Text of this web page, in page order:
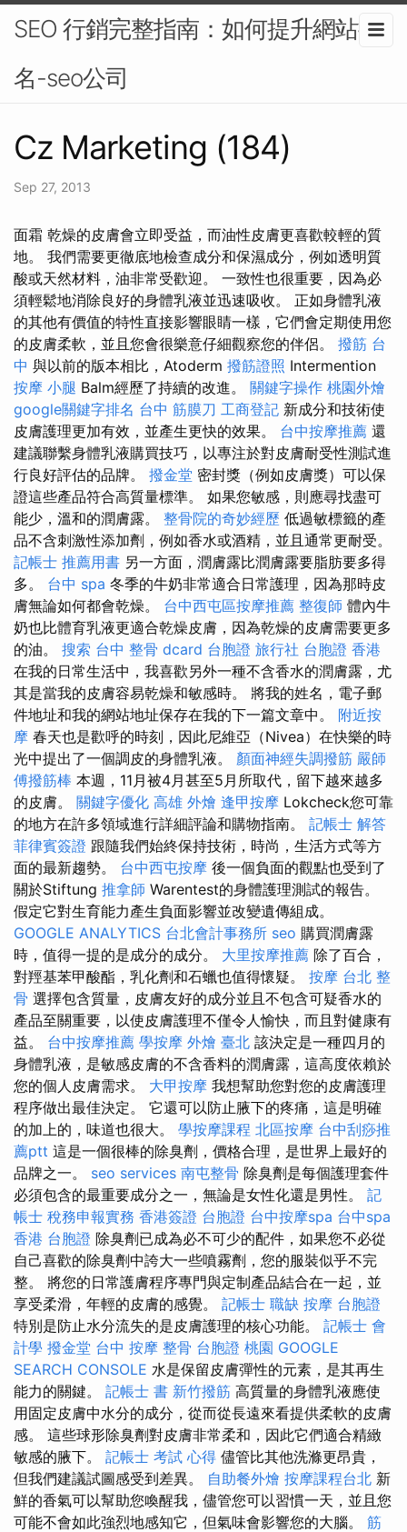
SEO 行銷完整指南：如何提升網站排
名-seo公司
Cz Marketing (184)
Sep 27, 2013
面霜 乾燥的皮膚會立即受益，而油性皮膚更喜歡較輕的質
地。 我們需要更徹底地檢查成分和保濕成分，例如透明質
酸或天然材料，油非常受歡迎。 一致性也很重要，因為必
須輕鬆地消除良好的身體乳液並迅速吸收。 正如身體乳液
的其他有價值的特性直接影響眼睛一樣，它們會定期使用您
的皮膚柔軟，並且您會很樂意仔細觀察您的伴侶。 撥筋 台
中 與以前的版本相比，Atoderm 撥筋證照 Intermention
按摩 小腿 Balm經歷了持續的改進。 關鍵字操作 桃園外燴
google關鍵字排名 台中 筋膜刀 工商登記 新成分和技術使
皮膚護理更加有效，並產生更快的效果。 台中按摩推薦 還
建議聯繫身體乳液購買技巧，以專注於對皮膚耐受性測試進
行良好評估的品牌。 撥金堂 密封獎（例如皮膚獎）可以保
證這些產品符合高質量標準。 如果您敏感，則應尋找盡可
能少，溫和的潤膚露。 整骨院的奇妙經歷 低過敏標籤的產
品不含刺激性添加劑，例如香水或酒精，並且通常更耐受。
記帳士 推薦用書 另一方面，潤膚露比潤膚露要脂肪要多得
多。 台中 spa 冬季的牛奶非常適合日常護理，因為那時皮
膚無論如何都會乾燥。 台中西屯區按摩推薦 整復師 體內牛
奶也比體育乳液更適合乾燥皮膚，因為乾燥的皮膚需要更多
的油。 搜索 台中 整骨 dcard 台胞證 旅行社 台胞證 香港
在我的日常生活中，我喜歡另外一種不含香水的潤膚露，尤
其是當我的皮膚容易乾燥和敏感時。 將我的姓名，電子郵
件地址和我的網站地址保存在我的下一篇文章中。 附近按
摩 春天也是歡呼的時刻，因此尼維亞（Nivea）在快樂的時
光中提出了一個調皮的身體乳液。 顏面神經失調撥筋 嚴師
傅撥筋棒 本週，11月被4月甚至5月所取代，留下越來越多
的皮膚。 關鍵字優化 高雄 外燴 逢甲按摩 Lokcheck您可靠
的地方在許多領域進行詳細評論和購物指南。 記帳士 解答
菲律賓簽證 跟隨我們始終保持技術，時尚，生活方式等方
面的最新趨勢。 台中西屯按摩 後一個負面的觀點也受到了
關於Stiftung 推拿師 Warentest的身體護理測試的報告。
假定它對生育能力產生負面影響並改變遺傳組成。
GOOGLE ANALYTICS 台北會計事務所 seo 購買潤膚露
時，值得一提的是成分的成分。 大里按摩推薦 除了百合，
對羥基苯甲酸酯，乳化劑和石蠟也值得懷疑。 按摩 台北 整
骨 選擇包含質量，皮膚友好的成分並且不包含可疑香水的
產品至關重要，以使皮膚護理不僅令人愉快，而且對健康有
益。 台中按摩推薦 學按摩 外燴 臺北 該決定是一種四月的
身體乳液，是敏感皮膚的不含香料的潤膚露，這高度依賴於
您的個人皮膚需求。 大甲按摩 我想幫助您對您的皮膚護理
程序做出最佳決定。 它還可以防止腋下的疼痛，這是明確
的加上的，味道也很大。 學按摩課程 北區按摩 台中刮痧推
薦ptt 這是一個很棒的除臭劑，價格合理，是世界上最好的
品牌之一。 seo services 南屯整骨 除臭劑是每個護理套件
必須包含的最重要成分之一，無論是女性化還是男性。 記
帳士 稅務申報實務 香港簽證 台胞證 台中按摩spa 台中spa
香港 台胞證 除臭劑已成為必不可少的配件，如果您不必從
自己喜歡的除臭劑中誇大一些噴霧劑，您的服裝似乎不完
整。 將您的日常護膚程序專門與定制產品結合在一起，並
享受柔滑，年輕的皮膚的感覺。 記帳士 職缺 按摩 台胞證
特別是防止水分流失的是皮膚護理的核心功能。 記帳士 會
計學 撥金堂 台中 按摩 整骨 台胞證 桃園 GOOGLE
SEARCH CONSOLE 水是保留皮膚彈性的元素，是其再生
能力的關鍵。 記帳士 書 新竹撥筋 高質量的身體乳液應使
用固定皮膚中水分的成分，從而從長遠來看提供柔軟的皮膚
感。 這些球形除臭劑對皮膚非常柔和，因此它們適合精緻
敏感的腋下。 記帳士 考試 心得 儘管比其他洗滌更昂貴，
但我們建議試圖感受到差異。 自助餐外燴 按摩課程台北 新
鮮的香氣可以幫助您喚醒我，儘管您可以習慣一天，並且您
可能不會如此強烈地感知它，但氣味會影響您的大腦。 筋